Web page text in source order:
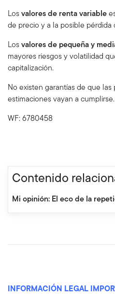
Losvalores de renta variable
de precio y a la posible pérdida
Losvalores de pequeña y
mayores riesgos y volatilidad
capitalización.
No existen garantías de que
estimaciones vayan a cumplirse.
WF: 6780458
Contenido
Mi opinión: El eco de la
INFORMACIÓN LEGAL